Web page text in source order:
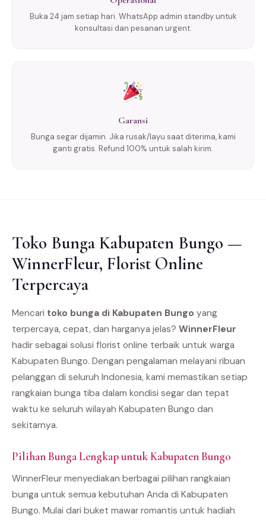
Buka 24 jam setiap hari. WhatsApp admin standby untuk
konsultasi dan pesanan urgent.
Garansi
Bunga segar dijamin. Jika rusak/layu saat diterima, kami
ganti gratis. Refund 100% untuk salah kirim.
Toko Bunga Kabupaten Bungo —
WinnerFleur, Florist Online
Terpercaya
Mencari toko bunga di Kabupaten Bungo yang
terpercaya, cepat, dan harganya jelas? WinnerFleur
hadir sebagai solusi florist online terbaik untuk warga
Kabupaten Bungo. Dengan pengalaman melayani ribuan
pelanggan di seluruh Indonesia, kami memastikan setiap
rangkaian bunga tiba dalam kondisi segar dan tepat
waktu ke seluruh wilayah Kabupaten Bungo dan
sekitarnya.
Pilihan Bunga Lengkap untuk Kabupaten Bungo
WinnerFleur menyediakan berbagai pilihan rangkaian
bunga untuk semua kebutuhan Anda di Kabupaten
Bungo. Mulai dari buket mawar romantis untuk hadiah